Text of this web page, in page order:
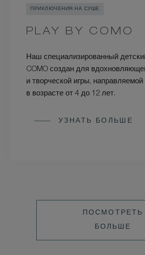
ПРИКЛЮЧЕНИЯ НА СУШЕ
PLAY BY COMO
Наш специализированный
COMO создан для
и творческой игры,
в возрасте от 4 до 12 лет.
УЗНАТЬ БОЛЬШЕ
ПОСМОТРЕТЬ
БОЛЬШЕ